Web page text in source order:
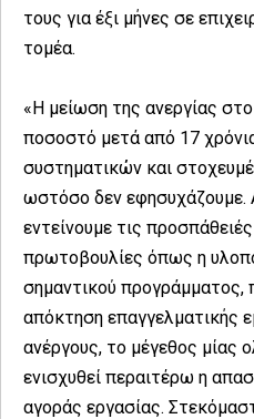
τους για έξι μήνες σε
τομέα.
«Η μείωση της ανεργίας
ποσοστό μετά από 17
συστηματικών και
ωστόσο δεν εφησυχάζουμε.
εντείνουμε τις
πρωτοβουλίες όπως η
σημαντικού προγράμματος,
απόκτηση επαγγελματικής
ανέργους, το μέγεθος μίας
ενισχυθεί περαιτέρω η
αγοράς εργασίας.